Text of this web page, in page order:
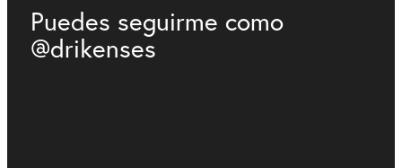
Puedes seguirme como
@drikenses